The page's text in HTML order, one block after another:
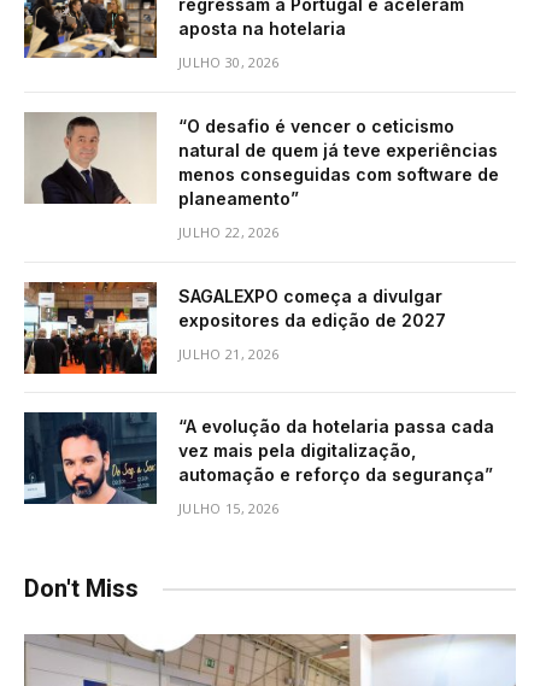
regressam a Portugal e aceleram
aposta na hotelaria
JULHO 30, 2026
“O desafio é vencer o ceticismo
natural de quem já teve experiências
menos conseguidas com software de
planeamento”
JULHO 22, 2026
SAGALEXPO começa a divulgar
expositores da edição de 2027
JULHO 21, 2026
“A evolução da hotelaria passa cada
vez mais pela digitalização,
automação e reforço da segurança”
JULHO 15, 2026
Don't Miss